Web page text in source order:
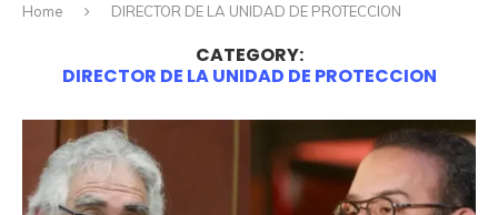
Home DIRECTOR DE LA UNIDAD DE PROTECCION
CATEGORY:
DIRECTOR DE LA UNIDAD DE PROTECCION